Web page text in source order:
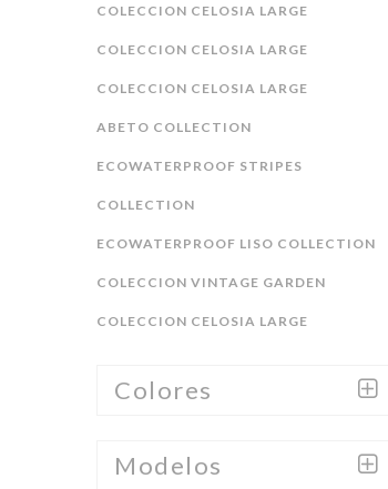
COLECCION CELOSIA LARGE
COLECCION CELOSIA LARGE
COLECCION CELOSIA LARGE
ABETO COLLECTION
ECOWATERPROOF STRIPES
COLLECTION
ECOWATERPROOF LISO COLLECTION
COLECCION VINTAGE GARDEN
COLECCION CELOSIA LARGE
Colores
Modelos